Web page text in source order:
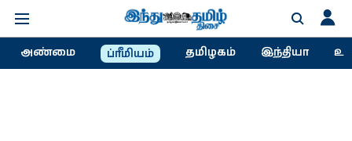
அண்மை ப்ரீமியம் தமிழகம் இந்தியா